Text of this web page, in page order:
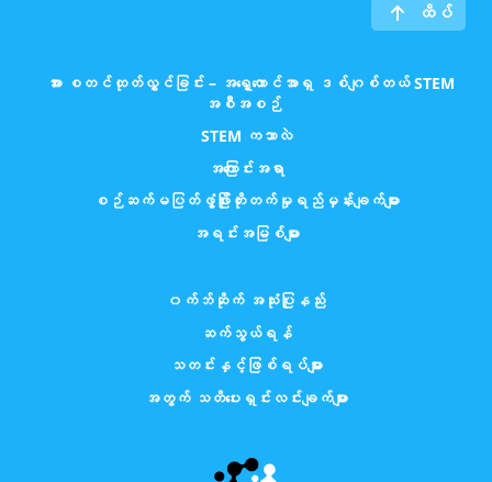
ထိပ်
အား စတင်ထုတ်လွှင်ခြင်း – အရှေ့တောင်အာရှ ဒစ်ဂျစ်တယ် STEM
အစီအစဉ်
STEM ကဘာလဲ
အကြောင်းအရာ
စဉ်ဆက်မပြတ်ဖွံ့ဖြိုးတိုးတက်မှုရည်မှန်းချက်များ
အရင်းအမြစ်များ
၀က်ဘ်ဆိုက် အသုံးပြုနည်း
ဆက်သွယ်ရန်
သတင်းနှင့်ဖြစ်ရပ်များ
အတွက် သတိပေးရှင်းလင်းချက်များ